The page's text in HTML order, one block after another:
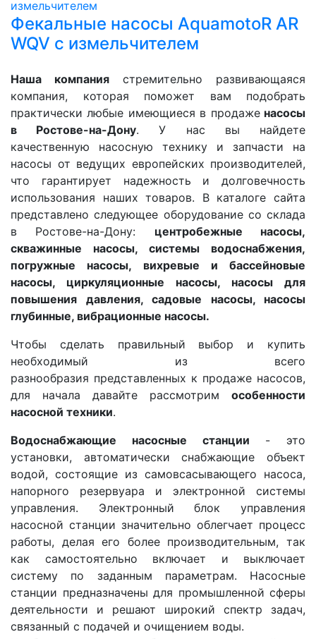
Фекальные насосы AquamotoR AR
WQV с измельчителем
Наша компания стремительно развивающаяся
компания, которая поможет вам подобрать
практически любые имеющиеся в продаженасосы
в Ростове-на-Дону. У нас вы найдете
качественную насосную технику и запчасти на
насосы от ведущих европейских производителей,
что гарантирует надежность и долговечность
использования наших товаров. В каталоге сайта
представлено следующее оборудование со склада
в Ростове-на-Дону: центробежные насосы,
скважинные насосы, системы водоснабжения,
погружные насосы, вихревые и бассейновые
насосы, циркуляционные насосы, насосы для
повышения давления, садовые насосы, насосы
глубинные, вибрационные насосы.
Чтобы сделать правильный выбор и купить
необходимый из всего
разнообразия представленных к продаже насосов,
для начала давайте рассмотрим особенности
насосной техники.
Водоснабжающие насосные станции - это
установки, автоматически снабжающие объект
водой, состоящие из самовсасывающего насоса,
напорного резервуара и электронной системы
управления. Электронный блок управления
насосной станции значительно облегчает процесс
работы, делая его более производительным, так
как самостоятельно включает и выключает
систему по заданным параметрам. Насосные
станции предназначены для промышленной сферы
деятельности и решают широкий спектр задач,
связанный с подачей и очищением воды.